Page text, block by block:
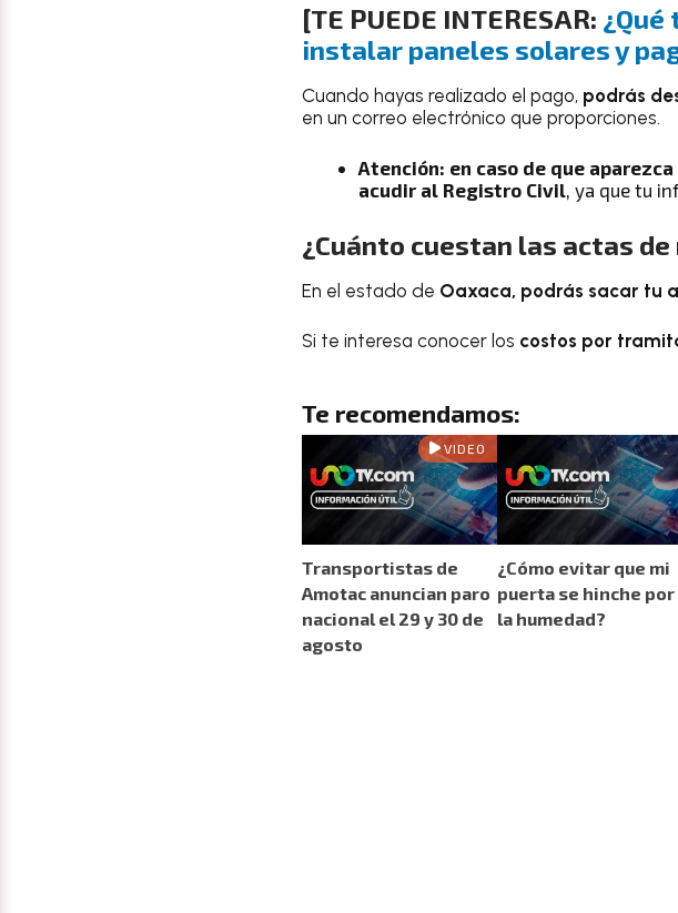
[TE PUEDE INTERESAR:
instalar paneles solares y
Cuando hayas realizado el pago, podrás
en un correo electrónico que proporciones.
Atención: en caso de que
acudir al Registro Civil, ya que tu
¿Cuánto cuestan las actas
En el estado de Oaxaca, podrás sacar tu
Si te interesa conocer los costos por
Te recomendamos:
VIDEO
Transportistas de
Amotac anuncian paro
nacional el 29 y 30 de
agosto
¿Cómo evitar que mi
puerta se hinche por
la humedad?